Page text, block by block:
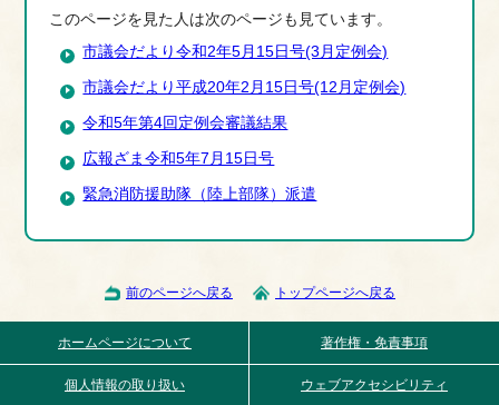
このページを見た人は次のページも見ています。
市議会だより令和2年5月15日号(3月定例会)
市議会だより平成20年2月15日号(12月定例会)
令和5年第4回定例会審議結果
広報ざま令和5年7月15日号
緊急消防援助隊（陸上部隊）派遣
前のページへ戻る トップページへ戻る
ホームページについて 著作権・免責事項
個人情報の取り扱い ウェブアクセシビリティ